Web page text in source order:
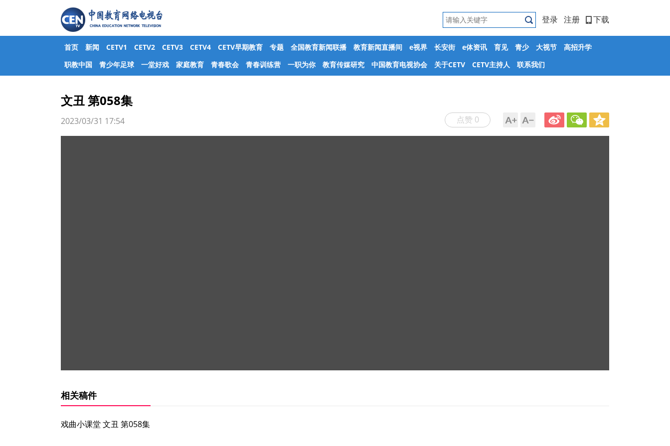
登录 注册 下载
首页 新闻 CETV1 CETV2 CETV3 CETV4 CETV早期教育 专题 全国教育新闻联播 教育新闻直播间 e视界 长安街 e体资讯 育见 青少 大视节
高招升学
职教中国
青少年足球 一堂好戏 家庭教育 青春歌会 青春训练营 一职为你 教育传媒研究 中国教育电视协会 关于CETV CETV主持人 联系我们
文丑 第058集
点赞 0
2023/03/31 17:54
相关稿件
戏曲小课堂 文丑 第058集